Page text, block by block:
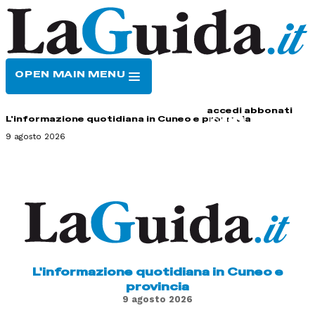
OPEN MAIN MENU
accedi abbonati
L'informazione quotidiana in Cuneo e provincia
9 agosto 2026
L'informazione quotidiana in Cuneo e
provincia
9 agosto 2026